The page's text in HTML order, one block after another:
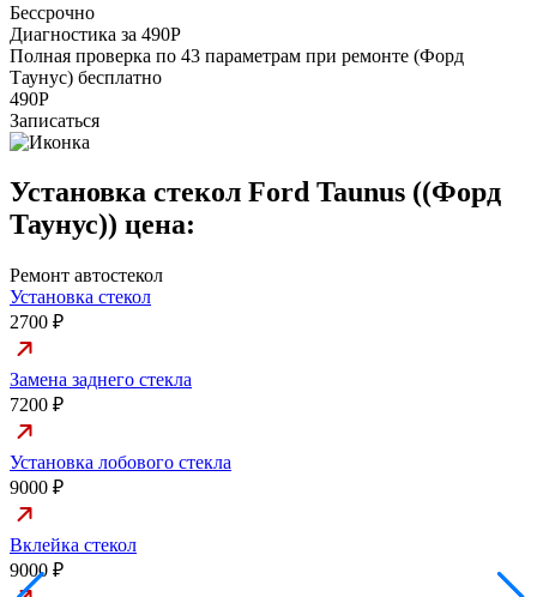
Бессрочно
Диагностика за 490Р
Полная проверка по 43 параметрам при ремонте (Форд
Таунус) бесплатно
490Р
Записаться
Установка стекол Ford Taunus ((Форд
Таунус)) цена:
Ремонт автостекол
Установка стекол
2700 ₽
Замена заднего стекла
7200 ₽
Установка лобового стекла
9000 ₽
Вклейка стекол
9000 ₽